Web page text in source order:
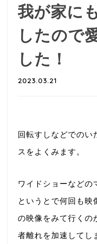
我が家に
したので
した！
2023.03.21
回転すしなどでのい
スをよくみます。
ワイドショーなどの
というとで何回も映
の映像をみて行くの
者離れを加速してし